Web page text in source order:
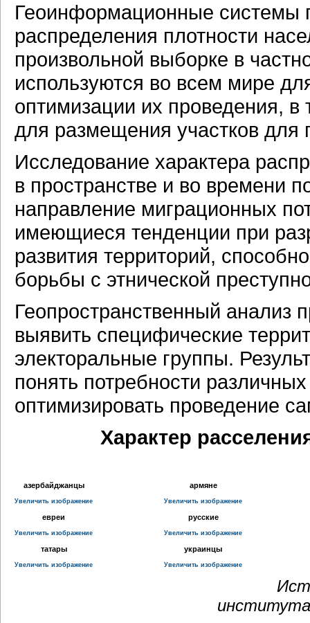
Геоинформационные системы
распределения плотности
произвольной выборке в
используются во всем мире
оптимизации их проведения,
для размещения участков для
Исследование характера
в пространстве и во времени
направление миграционных
имеющиеся тенденции при
развития территорий,
борьбы с этнической
Геопространственный анализ
выявить специфические
электоральные группы.
понять потребности
оптимизировать проведение
Характер
азербайджанцы армяне
Увеличить изображение Увеличить изображение
евреи русские
Увеличить изображение Увеличить изображение
татары украинцы
Увеличить изображение Увеличить изображение
института